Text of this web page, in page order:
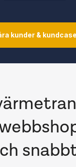
kunder & kundcase